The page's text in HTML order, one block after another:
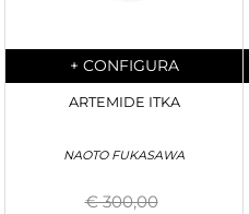
Quantità
+ CONFIGURA
ARTEMIDE ITKA
NAOTO FUKASAWA
€ 300,00